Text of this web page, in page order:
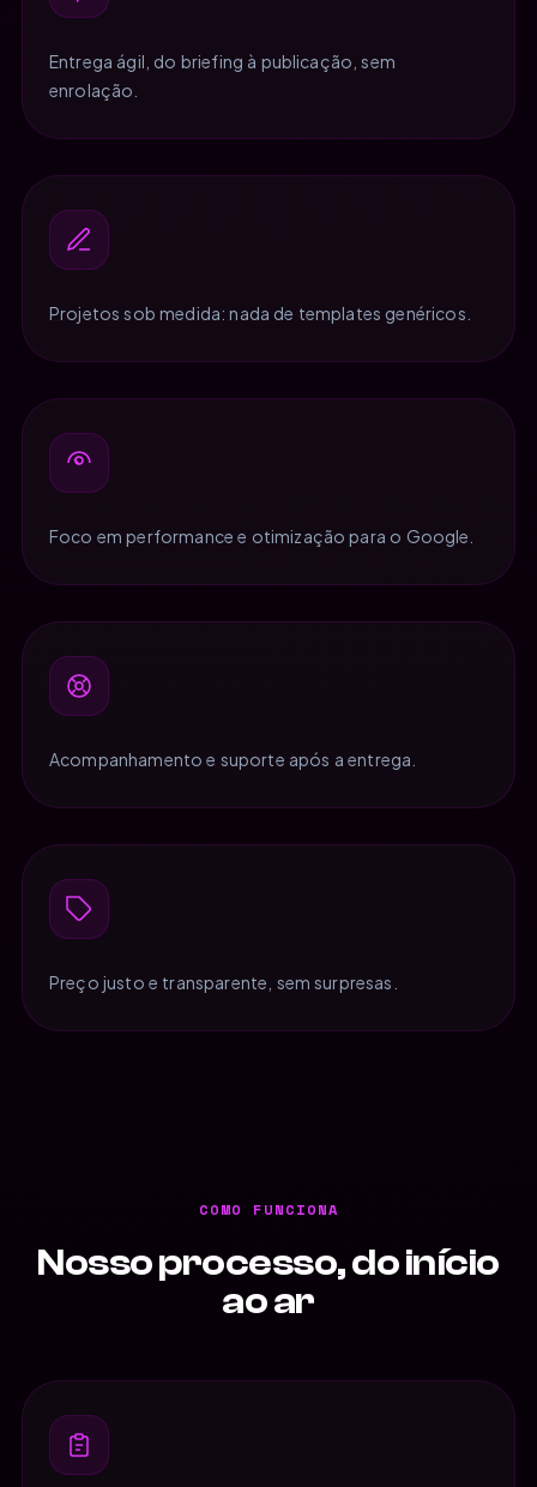
Entrega ágil, do briefing à publicação, sem
enrolação.
Projetos sob medida: nada de templates genéricos.
Foco em performance e otimização para o Google.
Acompanhamento e suporte após a entrega.
Preço justo e transparente, sem surpresas.
COMO FUNCIONA
Nosso processo, do início
ao ar